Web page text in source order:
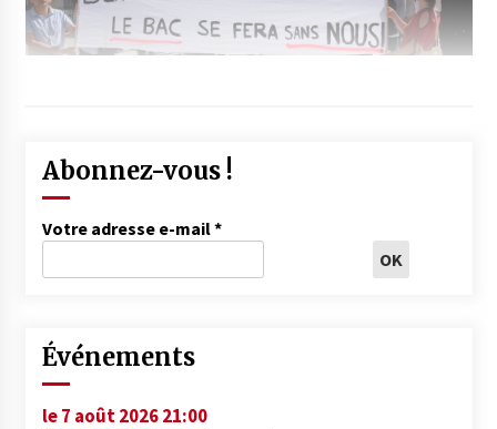
Abonnez-vous !
Votre adresse e-mail*
Événements
le 7 août 2026 21:00